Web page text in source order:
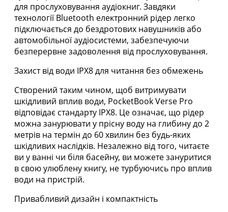
для прослуховування аудіокниг. Завдяки
технології Bluetooth електронний рідер легко
підключається до бездротових навушників або
автомобільної аудіосистеми, забезпечуючи
безперервне задоволення від прослуховування.
Захист від води IPX8 для читання без обмежень
Створений таким чином, щоб витримувати
шкідливий вплив води, PocketBook Verse Pro
відповідає стандарту IPX8. Це означає, що рідер
можна занурювати у прісну воду на глибину до 2
метрів на термін до 60 хвилин без будь-яких
шкідливих наслідків. Незалежно від того, читаєте
ви у ванні чи біля басейну, ви можете зануритися
в свою улюблену книгу, не турбуючись про вплив
води на пристрій.
Привабливий дизайн і компактність